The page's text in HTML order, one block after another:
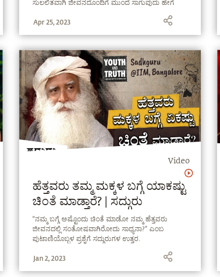
ಸುಲಲಿತವಾಗಿ ಜೀವನದೊಂದಿಗೆ ಮುಂದೆ ಸಾಗುವುದು ಹೇಗೆ
Apr 25, 2023
Video
ಹೆತ್ತವರು ತಮ್ಮ ಮಕ್ಕಳ ಬಗ್ಗೆ ಯಾಕಷ್ಟು
ಚಿಂತೆ ಮಾಡ್ತಾರೆ? | ಸದ್ಗುರು
"ನಮ್ಮ ಬಗ್ಗೆ ಅಷ್ಟೊಂದು ಚಿಂತೆ ಮಾಡೋ ನಮ್ಮ ಹೆತ್ತವರು
ಜೀವನದಲ್ಲಿ ಸಂತೋಷವಾಗಿರೋದು ಸಾಧ್ಯನಾ?" ಎಂಬ
ಪುಟಾಣಿಯೊಬ್ಬಳ ಪ್ರಶ್ನೆಗೆ ಸದ್ಗುರುಗಳ ಉತ್ತರ.
Jan 2, 2023